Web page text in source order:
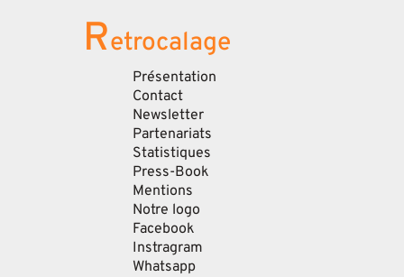
Retrocalage
Présentation
Contact
Newsletter
Partenariats
Statistiques
Press-Book
Mentions
Notre logo
Facebook
Instragram
Whatsapp